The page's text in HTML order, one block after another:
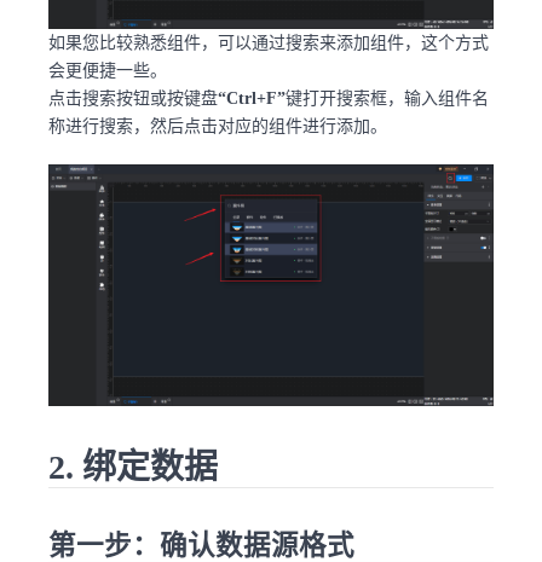
如果您比较熟悉组件，可以通过搜索来添加组件，这个方式
会更便捷一些。
点击搜索按钮或按键盘“Ctrl+F”键打开搜索框，输入组件名
称进行搜索，然后点击对应的组件进行添加。
2. 绑定数据
第一步：确认数据源格式